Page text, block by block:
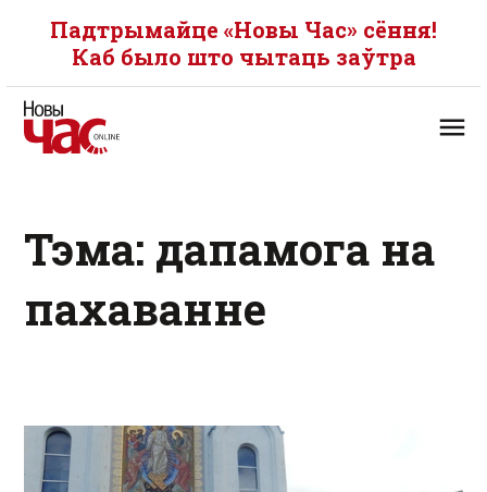
Падтрымайце «Новы Час» сёння!
Каб было што чытаць заўтра
Тэма: дапамога на
пахаванне